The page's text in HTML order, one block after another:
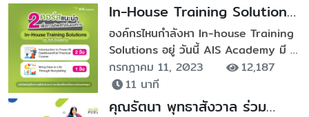
In-House Training Solutions
by AIS Academy
องค์กรไหนกำลังหา In-house Training
Solutions อยู่ วันนี้ AIS Academy มี 2
คอร์สเรียนที่องค์กรควรอัพสกิลให้พนักงาน
มาฝาก มาร่วมพัฒนาศักยภาพของ
บุคลากรในองค์กรได้แล้ววันนี้ สามารถดู
กรกฎาคม 11, 2023
12,187
11 นาที
คุณรัตนา พุทธาสังวาล ร่วม